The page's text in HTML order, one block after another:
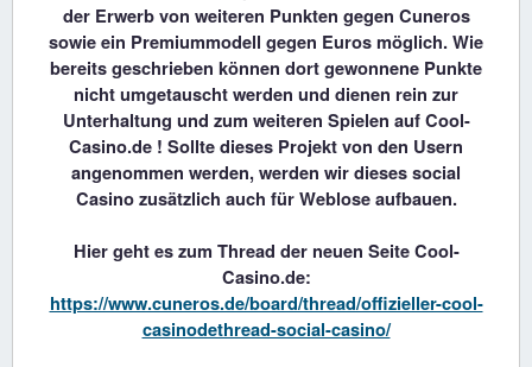
der Erwerb von weiteren Punkten gegen Cuneros
sowie ein Premiummodell gegen Euros möglich. Wie
bereits geschrieben können dort gewonnene Punkte
nicht umgetauscht werden und dienen rein zur
Unterhaltung und zum weiteren Spielen auf Cool-
Casino.de ! Sollte dieses Projekt von den Usern
angenommen werden, werden wir dieses social
Casino zusätzlich auch für Weblose aufbauen.
Hier geht es zum Thread der neuen Seite Cool-
Casino.de:
https://www.cuneros.de/board/thread/offizieller-cool-
casinodethread-social-casino/